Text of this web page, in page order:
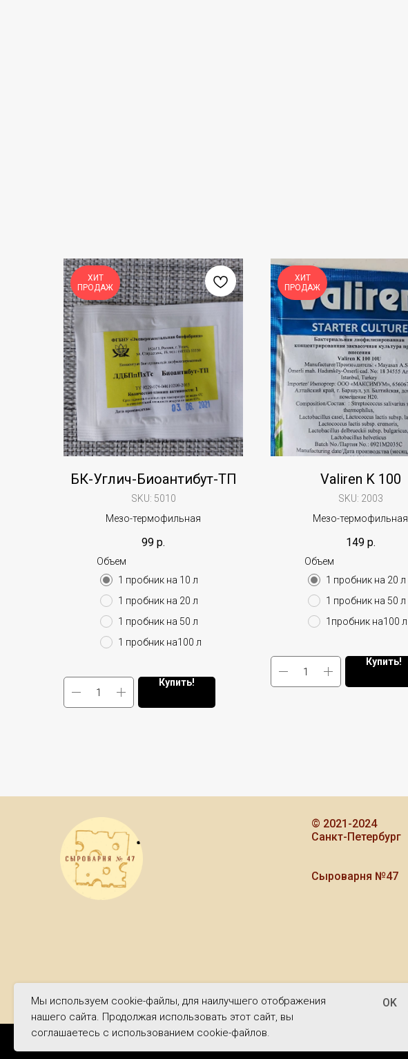
ХИТ
ПРОДАЖ
БК-Углич-Биоантибут-ТП
SKU: 5010
Мезо-термофильная
99 р.
Объем
1 пробник на 10 л
1 пробник на 20 л
1 пробник на 50 л
1 пробник на100 л
Купить!
ХИТ
ПРОДАЖ
Valiren K 100
SKU: 2003
Мезо-термофильная
149 р.
Объем
1 пробник на 20 л
1 пробник на 50 л
1пробник на100 л
Купить!
Мы используем cookie-файлы, для наилучшего отображения
нашего сайта. Продолжая использовать этот сайт, вы
соглашаетесь с использованием cookie-файлов.
OK
© 2021-2024
Санкт-Петербург
Сыроварня №47